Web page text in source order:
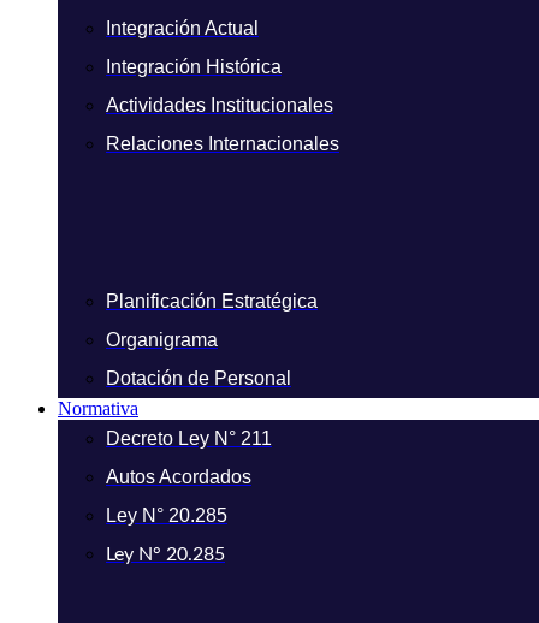
Integración Actual
Integración Histórica
Actividades Institucionales
Relaciones Internacionales
Planificación Estratégica
Organigrama
Dotación de Personal
Normativa
Decreto Ley N° 211
Autos Acordados
Ley N° 20.285
Ley N° 20.285